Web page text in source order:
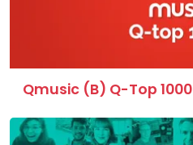
Qmusic (B) Q-Top 1000